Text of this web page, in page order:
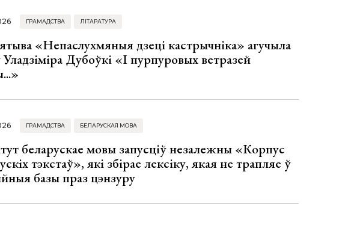
ГРАМАДСТВА ЛІТАРАТУРА
«Непаслухмяныя дзеці кастрычніка» агучыла
Дубоўкі «І пурпуровых ветразей
ГРАМАДСТВА БЕЛАРУСКАЯ МОВА
беларускае мовы запусціў незалежны «Корпус
тэкстаў», які збірае лексіку, якая не трапляе ў
базы праз цэнзуру